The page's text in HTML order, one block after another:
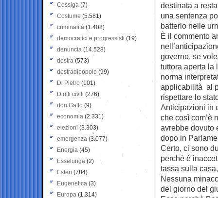
destinata a
una sentenza
batterlo nelle
È il commento
governo, se
tuttora aperta la
norma
applicabilità al
rispettare lo
Anticipazioni in
che così com’è
avrebbe dovuto
dopo in
Certo, ci sono
perchè è
tassa sulla
Nessuna
del giorno del
Cossiga (7)
Costume (5.581)
criminalità (1.402)
democratici e progressisti (19)
denuncia (14.528)
destra (573)
destradipopolo (99)
Di Pietro (101)
Diritti civili (276)
don Gallo (9)
economia (2.331)
elezioni (3.303)
emergenza (3.077)
Energia (45)
Esselunga (2)
Esteri (784)
Eugenetica (3)
Europa (1.314)